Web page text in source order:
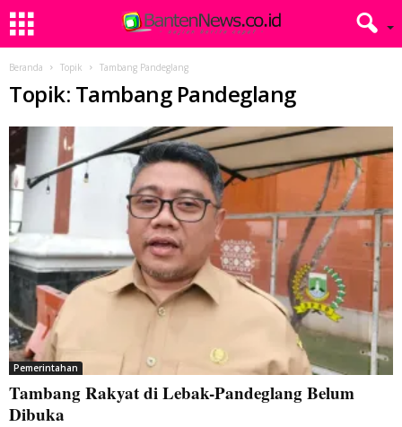
Beranda Topik Tambang Pandeglang
Topik: Tambang Pandeglang
Pemerintahan
Tambang Rakyat di Lebak-Pandeglang Belum
Dibuka